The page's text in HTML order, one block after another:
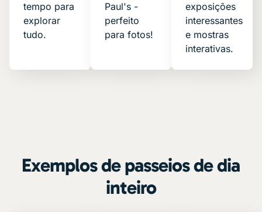
tempo para
explorar
tudo.
Paul's -
perfeito
para fotos!
exposições
interessantes
e mostras
interativas.
Exemplos de passeios de dia
inteiro